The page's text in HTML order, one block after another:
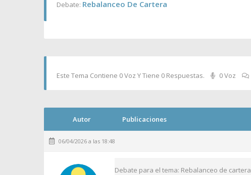
Debate: Rebalanceo De Cartera
Este Tema Contiene 0 Voz Y Tiene 0 Respuestas. 0 Voz
Autor Publicaciones
06/04/2026 a las 18:48
Debate para el tema: Rebalanceo de cartera